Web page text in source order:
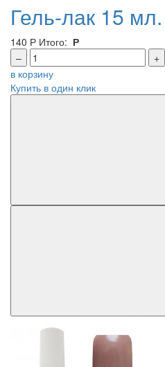
Гель-лак 15
140 Р Итого: Р
–
+
в корзину
Купить в один клик